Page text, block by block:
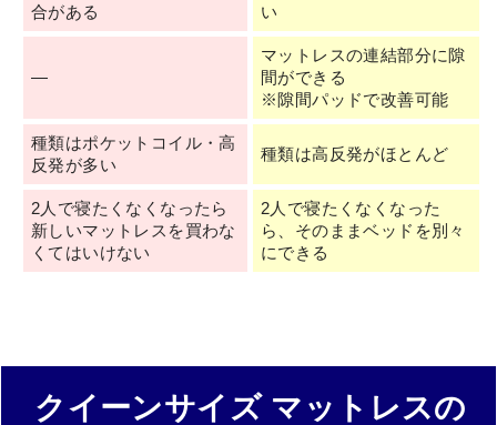
合がある
い
—
マットレスの連結部分に隙
間ができる
※隙間パッドで改善可能
種類はポケットコイル・高
反発が多い
種類は高反発がほとんど
2人で寝たくなくなったら
新しいマットレスを買わな
くてはいけない
2人で寝たくなくなった
ら、そのままベッドを別々
にできる
クイーンサイズ マットレスの